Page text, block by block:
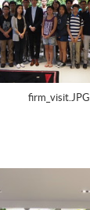
firm_visit.JPG